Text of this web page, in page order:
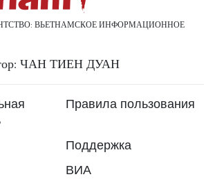
ВЬЕТНАМСКОЕ ИНФОРМАЦИОННОЕ
ЧАН ТИЕН ДУАН
Правила пользования
Поддержка
ВИА